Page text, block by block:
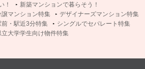
！
新築マンションで暮らそう！
譲マンション特集
デザイナーズマンション特集
前・駅近3分特集
シングルでセパレート特集
立大学学生向け物件特集